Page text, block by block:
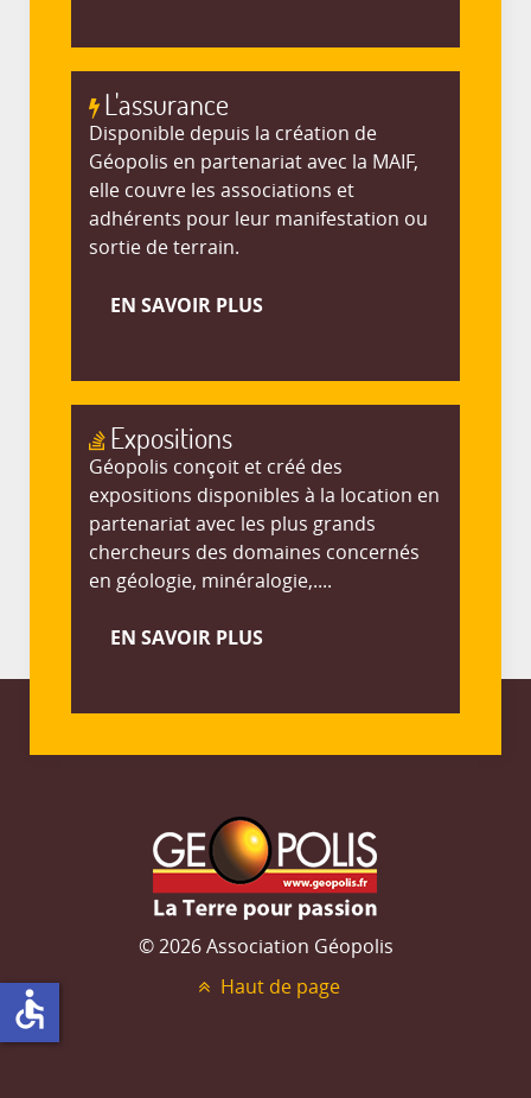
L'assurance
Disponible depuis la création de
Géopolis en partenariat avec la MAIF,
elle couvre les associations et
adhérents pour leur manifestation ou
sortie de terrain.
EN SAVOIR PLUS
Expositions
Géopolis conçoit et créé des
expositions disponibles à la location en
partenariat avec les plus grands
chercheurs des domaines concernés
en géologie, minéralogie,....
EN SAVOIR PLUS
© 2026 Association Géopolis
Haut de page
accessible